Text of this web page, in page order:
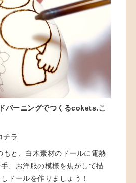
バーニングでつくるcokets.こ
チラ
と、 白木素材のドールに電熱
、お洋服の模様を焦がして描
ドールを作りましょう！